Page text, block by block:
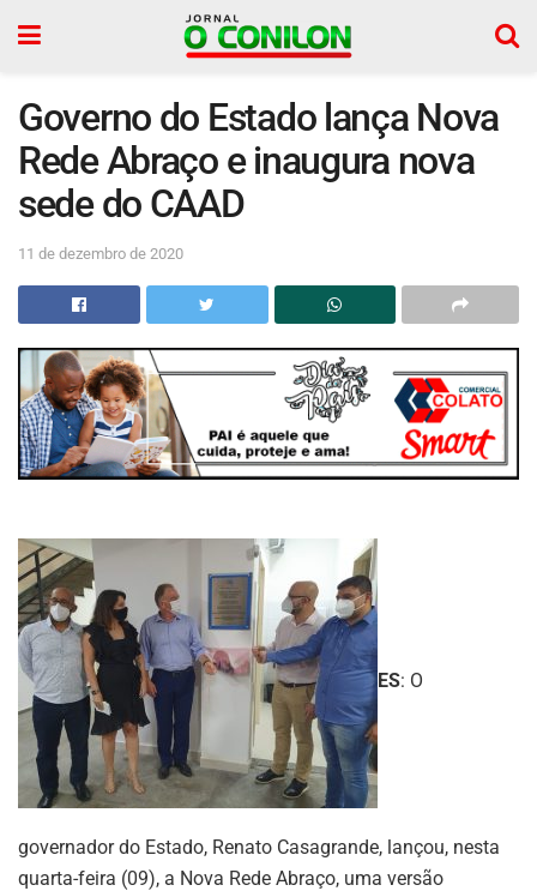
Governo do Estado lança Nova
Rede Abraço e inaugura nova
sede do CAAD
11 de dezembro de 2020
ES: O
governador do Estado, Renato Casagrande, lançou, nesta
quarta-feira (09), a Nova Rede Abraço, uma versão